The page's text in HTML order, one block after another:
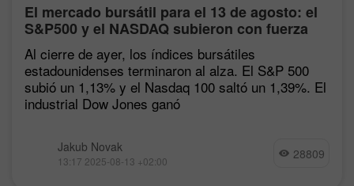
El mercado bursátil para el 13 de agosto: el
S&P500 y el NASDAQ subieron con fuerza
tras las estadísticas de inflación
Al cierre de ayer, los índices bursátiles
estadounidenses terminaron al alza. El S&P 500
subió un 1,13% y el Nasdaq 100 saltó un 1,39%. El
industrial Dow Jones ganó
Jakub Novak
13:17 2025-08-13 +02:00 28809